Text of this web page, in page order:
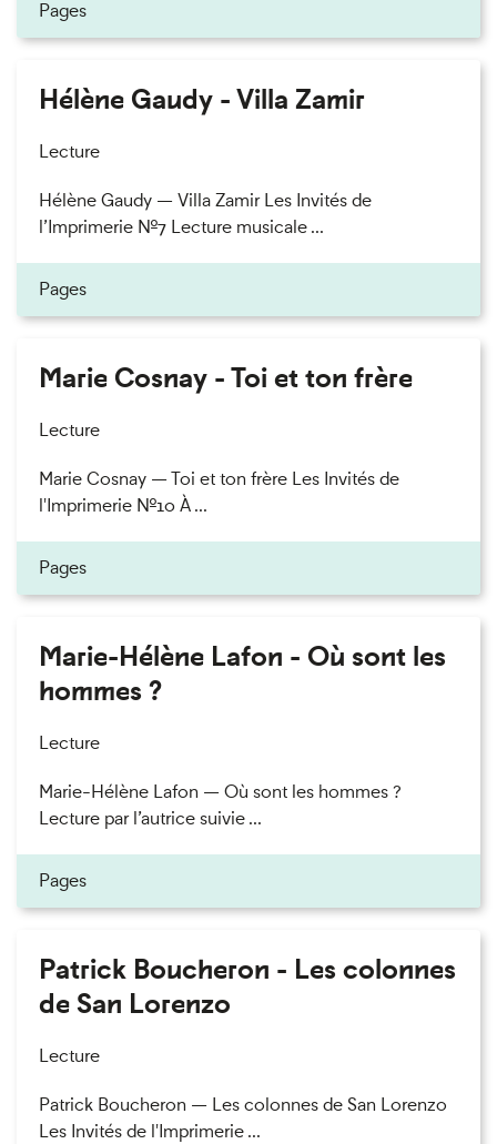
Pages
Hélène Gaudy - Villa Zamir
Lecture
Hélène Gaudy — Villa Zamir Les Invités de
l’Imprimerie n°7 Lecture musicale ...
Pages
Marie Cosnay - Toi et ton frère
Lecture
Marie Cosnay — Toi et ton frère Les Invités de
l'Imprimerie n°10 À ...
Pages
Marie-Hélène Lafon - Où sont les
hommes ?
Lecture
Marie-Hélène Lafon — Où sont les hommes ?
Lecture par l’autrice suivie ...
Pages
Patrick Boucheron - Les colonnes
de San Lorenzo
Lecture
Patrick Boucheron — Les colonnes de San Lorenzo
Les Invités de l'Imprimerie ...